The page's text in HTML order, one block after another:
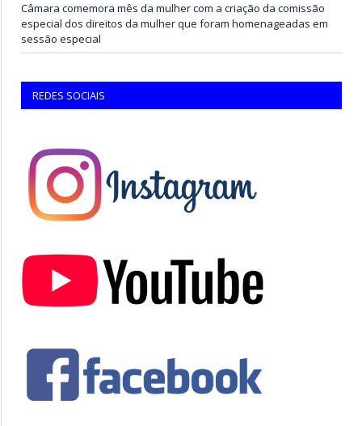
Câmara comemora mês da mulher com a criação da comissão
especial dos direitos da mulher que foram homenageadas em
sessão especial
REDES SOCIAIS